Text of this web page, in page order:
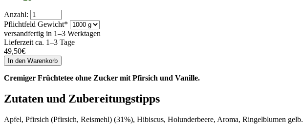
Anzahl:
Pflichtfeld Gewicht*
versandfertig in 1–3 Werktagen
Lieferzeit ca. 1–3 Tage
49,50€
Cremiger Früchtetee ohne Zucker mit Pfirsich und Vanille.
Zutaten und Zubereitungstipps
Apfel, Pfirsich (Pfirsich, Reismehl) (31%), Hibiscus, Holunderbeere, Aroma, Ringelblumen gelb.